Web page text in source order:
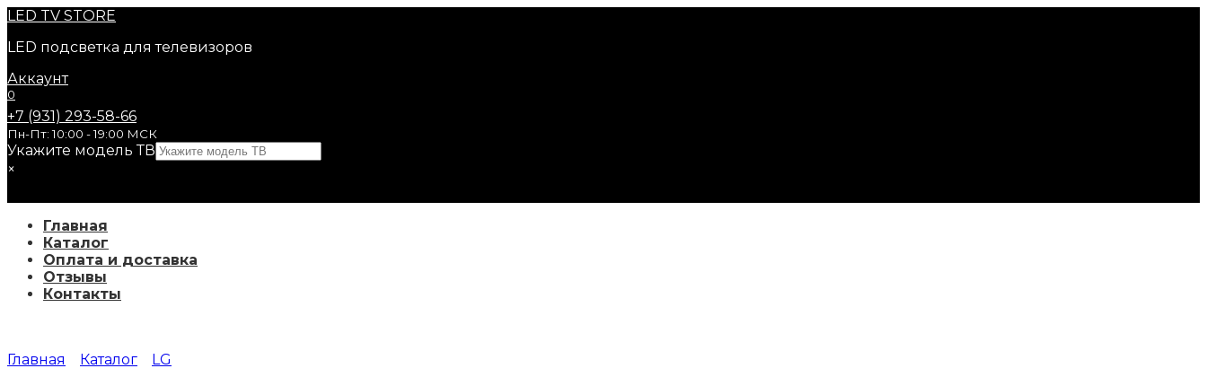
Перейти
содержанию
LED TV STORE
LED подсветка для телевизоров
Аккаунт
0
+7 (931) 293-58-66
Пн-Пт: 10:00 - 19:00 МСК
Укажите модель ТВ
×
Главная
Каталог
Оплата и доставка
Отзывы
Контакты
Главная Каталог LG